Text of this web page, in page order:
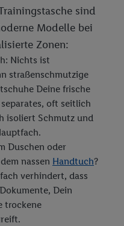
sind
Modelle bei
Zonen:
Nichts ist
straßenschmutzige
Deine frische
oft seitlich
isoliert Schmutz und
Duschen oder
nassen Handtuch?
verhindert, dass
Dein
trockene